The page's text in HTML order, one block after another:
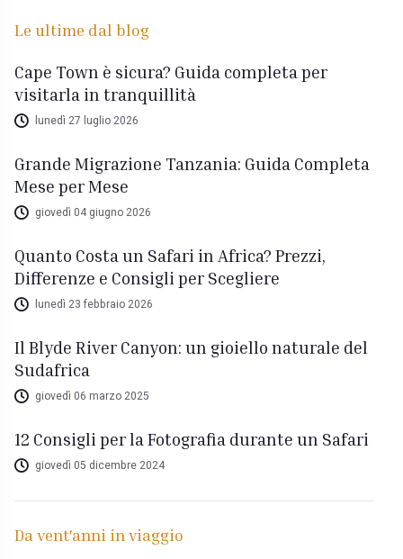
Le ultime dal blog
Cape Town è sicura? Guida completa per
visitarla in tranquillità
lunedì 27 luglio 2026
Grande Migrazione Tanzania: Guida Completa
Mese per Mese
giovedì 04 giugno 2026
Quanto Costa un Safari in Africa? Prezzi,
Differenze e Consigli per Scegliere
lunedì 23 febbraio 2026
Il Blyde River Canyon: un gioiello naturale del
Sudafrica
giovedì 06 marzo 2025
12 Consigli per la Fotografia durante un Safari
giovedì 05 dicembre 2024
Da vent'anni in viaggio